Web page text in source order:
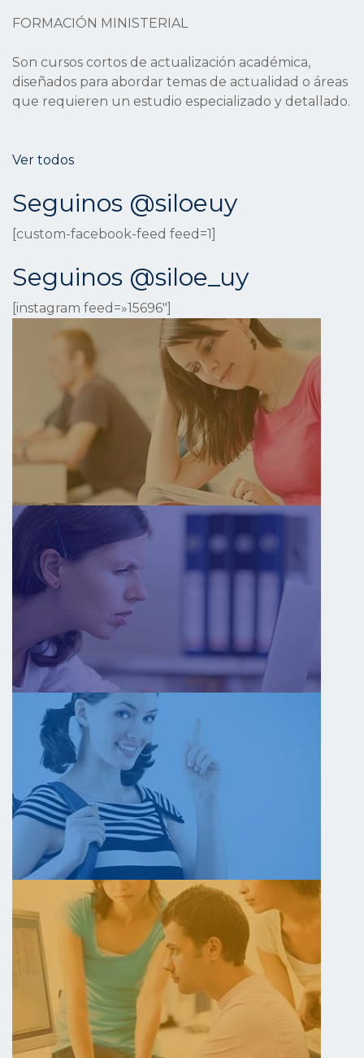
FORMACIÓN MINISTERIAL
Son cursos cortos de actualización académica,
diseñados para abordar temas de actualidad o áreas
que requieren un estudio especializado y detallado.
Ver todos
Seguinos @siloeuy
[custom-facebook-feed feed=1]
Seguinos @siloe_uy
[instagram feed=»15696″]